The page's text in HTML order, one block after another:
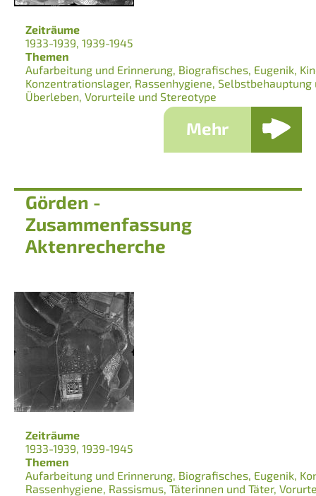
Zeiträume
1933-1939 1939-1945
Themen
Aufarbeitung und Erinnerung Biografisches Eugenik
Konzentrationslager Rassenhygiene Selbstbehauptung
Überleben Vorurteile und Stereotype
Mehr
Görden -
Zusammenfassung
Aktenrecherche
Zeiträume
1933-1939 1939-1945
Themen
Aufarbeitung und Erinnerung Biografisches Eugenik
Rassenhygiene Rassismus Täterinnen und Täter